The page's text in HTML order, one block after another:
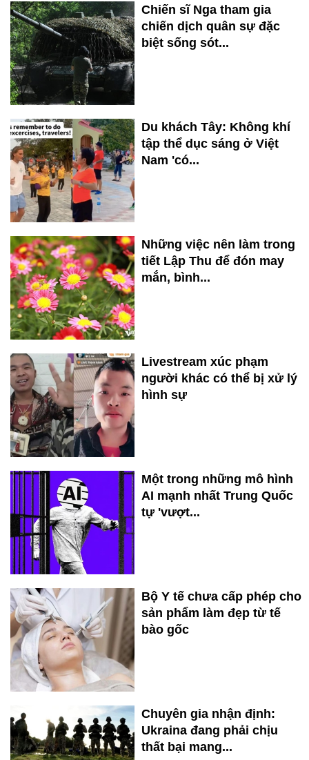
Chiến sĩ Nga tham gia
chiến dịch quân sự đặc
biệt sống sót...
Du khách Tây: Không khí
tập thể dục sáng ở Việt
Nam 'có...
Những việc nên làm trong
tiết Lập Thu để đón may
mắn, bình...
Livestream xúc phạm
người khác có thể bị xử lý
hình sự
Một trong những mô hình
AI mạnh nhất Trung Quốc
tự 'vượt...
Bộ Y tế chưa cấp phép cho
sản phẩm làm đẹp từ tế
bào gốc
Chuyên gia nhận định:
Ukraina đang phải chịu
thất bại mang...